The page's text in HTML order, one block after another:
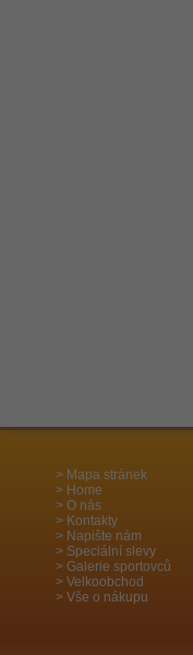
Mapa stránek
Home
O nás
Kontakty
Napište nám
Speciální slevy
Galerie sportovců
Velkoobchod
Vše o nákupu